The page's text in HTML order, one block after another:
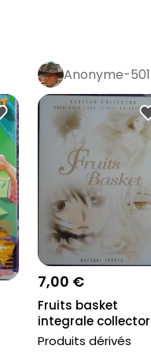
Anonyme-501
7,00 €
Fruits basket
integrale collector
DVD VOST
Produits dérivés